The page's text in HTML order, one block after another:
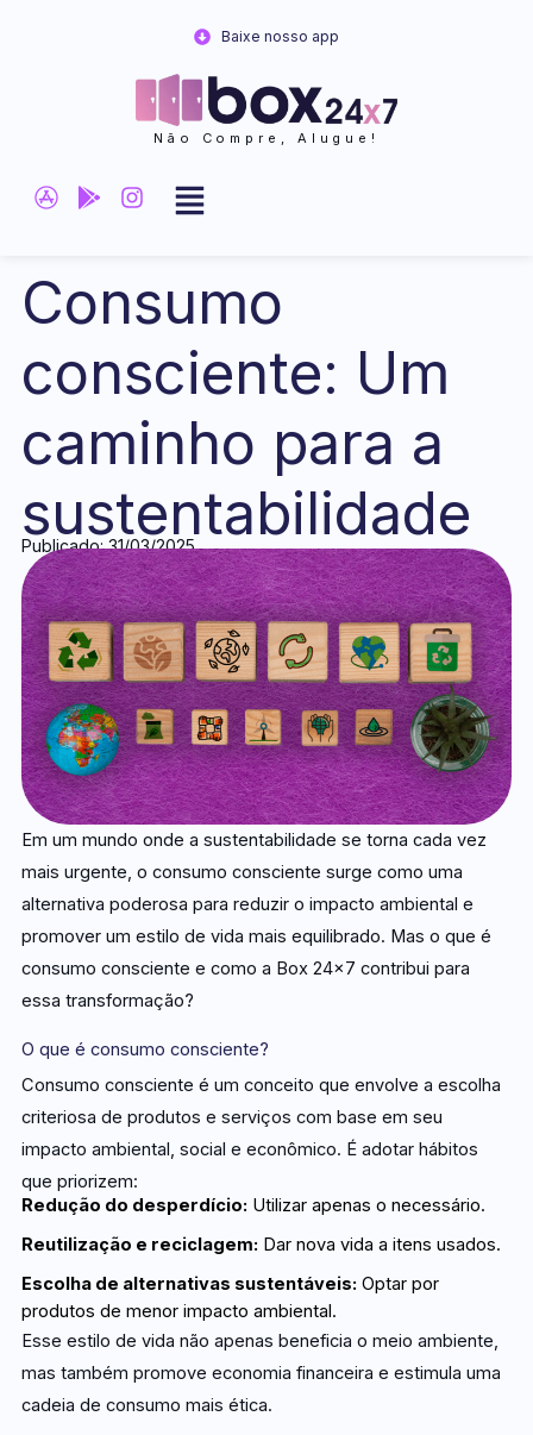
Não Compre, Alugue!
Baixe nosso app
Consumo
consciente: Um
caminho para a
sustentabilidade
Publicado: 31/03/2025
Em um mundo onde a sustentabilidade se torna cada vez
mais urgente, o consumo consciente surge como uma
alternativa poderosa para reduzir o impacto ambiental e
promover um estilo de vida mais equilibrado. Mas o que é
consumo consciente e como a Box 24×7 contribui para
essa transformação?
O que é consumo consciente?
Consumo consciente é um conceito que envolve a escolha
criteriosa de produtos e serviços com base em seu
impacto ambiental, social e econômico. É adotar hábitos
que priorizem:
Redução do desperdício: Utilizar apenas o necessário.
Reutilização e reciclagem: Dar nova vida a itens usados.
Escolha de alternativas sustentáveis: Optar por
produtos de menor impacto ambiental.
Esse estilo de vida não apenas beneficia o meio ambiente,
mas também promove economia financeira e estimula uma
cadeia de consumo mais ética.